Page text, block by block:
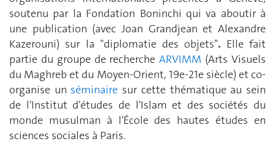
soutenu par la Fondation Boninchi qui va aboutir à
une publication (avec Joan Grandjean et Alexandre
Kazerouni) sur la "diplomatie des objets". Elle fait
partie du groupe de rechercheARVIMM (Arts Visuels
du Maghreb et du Moyen-Orient, 19e-21e siècle) et co-
organise un séminaire sur cette thématique au sein
de l'Institut d'études de l'Islam et des sociétés du
monde musulman à l'École des hautes études en
sciences sociales à Paris.